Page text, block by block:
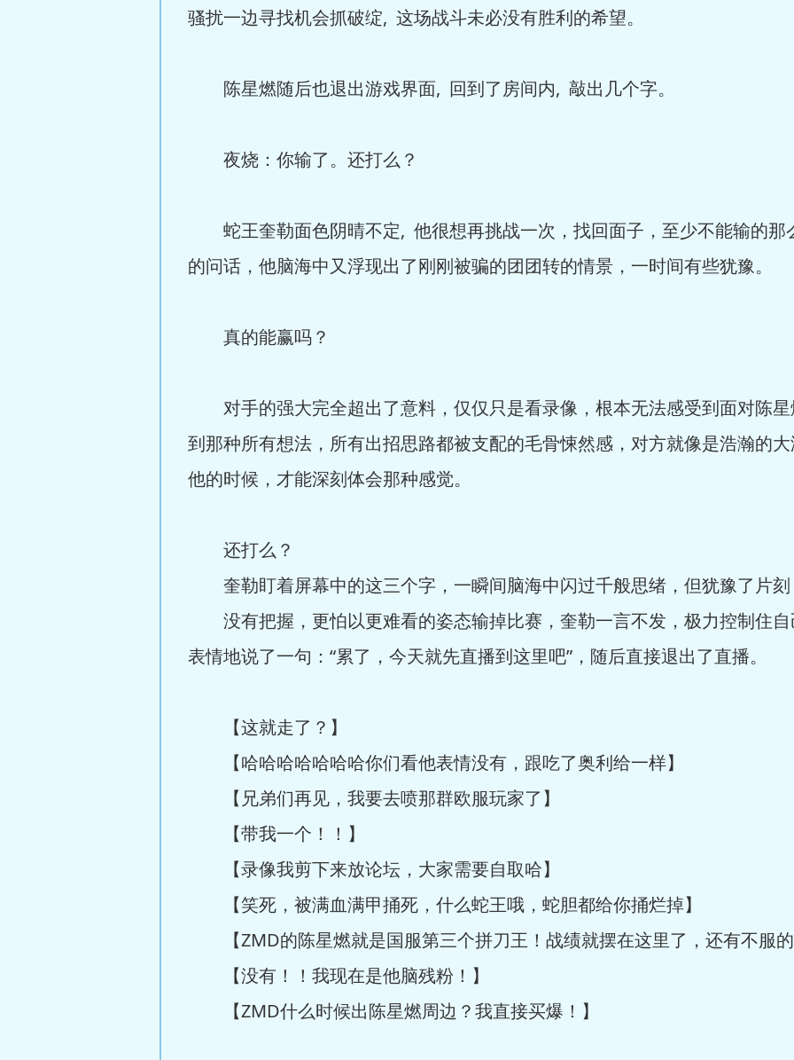
骚扰一边寻找机会抓破绽, 这场战斗未必没有胜利的希望。
陈星燃随后也退出游戏界面, 回到了房间内, 敲出几个字。
夜烧：你输了。还打么？
蛇王奎勒面色阴晴不定, 他很想再挑战一次，找回面子，至少不能输的那
的问话，他脑海中又浮现出了刚刚被骗的团团转的情景，一时间有些犹豫。
真的能赢吗？
对手的强大完全超出了意料，仅仅只是看录像，根本无法感受到面对陈星
到那种所有想法，所有出招思路都被支配的毛骨悚然感，对方就像是浩瀚的
他的时候，才能深刻体会那种感觉。
还打么？
奎勒盯着屏幕中的这三个字，一瞬间脑海中闪过千般思绪，但犹豫了片刻
没有把握，更怕以更难看的姿态输掉比赛，奎勒一言不发，极力控制住自
表情地说了一句：“累了，今天就先直播到这里吧”，随后直接退出了直播。
【这就走了？】
【哈哈哈哈哈哈哈你们看他表情没有，跟吃了奥利给一样】
【兄弟们再见，我要去喷那群欧服玩家了】
【带我一个！！】
【录像我剪下来放论坛，大家需要自取哈】
【笑死，被满血满甲捅死，什么蛇王哦，蛇胆都给你捅烂掉】
【ZMD的陈星燃就是国服第三个拼刀王！战绩就摆在这里了，还有不服
【没有！！我现在是他脑残粉！】
【ZMD什么时候出陈星燃周边？我直接买爆！】